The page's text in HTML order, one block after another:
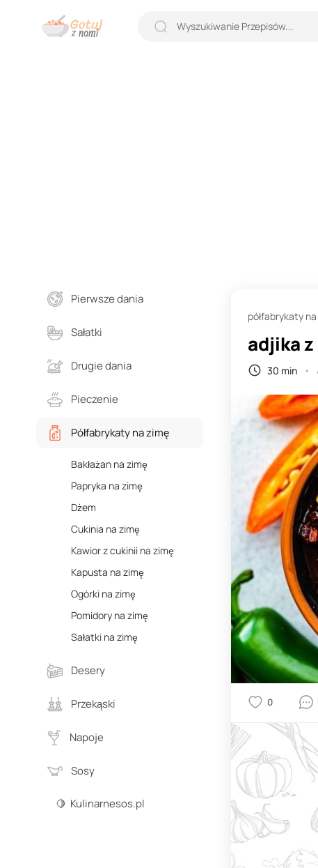
Pierwsze dania
Sałatki
Drugie dania
Pieczenie
Półfabrykaty na zimę
Bakłażan na zimę
Papryka na zimę
Dżem
Cukinia na zimę
Kawior z cukinii na zimę
Kapusta na zimę
Ogórki na zimę
Pomidory na zimę
Sałatki na zimę
Desery
Przekąski
Napoje
Sosy
🍋 Kulinarnesos.pl
półfabrykaty
adjika
30 min
0